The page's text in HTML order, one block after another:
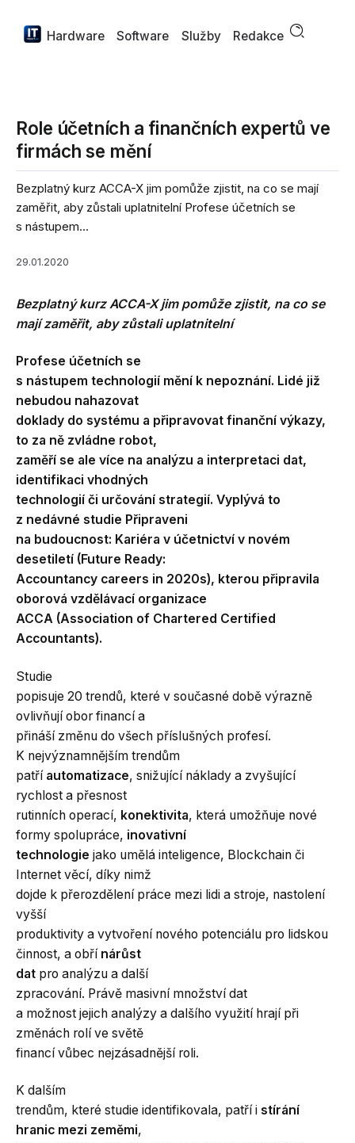
Hardware Software Služby Redakce
Role účetních a finančních expertů ve
firmách se mění
Bezplatný kurz ACCA-X jim pomůže zjistit, na co se mají
zaměřit, aby zůstali uplatnitelní Profese účetních se
s nástupem...
29.01.2020
Bezplatný kurz ACCA-X jim pomůže zjistit, na co se
mají zaměřit, aby zůstali uplatnitelní
Profese účetních se
s nástupem technologií mění k nepoznání. Lidé již
nebudou nahazovat
doklady do systému a připravovat finanční výkazy,
to za ně zvládne robot,
zaměří se ale více na analýzu a interpretaci dat,
identifikaci vhodných
technologií či určování strategií. Vyplývá to
z nedávné studie Připraveni
na budoucnost: Kariéra v účetnictví v novém
desetiletí (Future Ready:
Accountancy careers in 2020s), kterou připravila
oborová vzdělávací organizace
ACCA (Association of Chartered Certified
Accountants).
Studie
popisuje 20 trendů, které v současné době výrazně
ovlivňují obor financí a
přináší změnu do všech příslušných profesí.
K nejvýznamnějším trendům
patří automatizace, snižující náklady a zvyšující
rychlost a přesnost
rutinních operací, konektivita, která umožňuje nové
formy spolupráce, inovativní
technologie jako umělá inteligence, Blockchain či
Internet věcí, díky nimž
dojde k přerozdělení práce mezi lidi a stroje, nastolení
vyšší
produktivity a vytvoření nového potenciálu pro lidskou
činnost, a obří nárůst
dat pro analýzu a další
zpracování. Právě masivní množství dat
a možnost jejich analýzy a dalšího využití hrají při
změnách rolí ve světě
financí vůbec nejzásadnější roli.
K dalším
trendům, které studie identifikovala, patří i stírání
hranic mezi zeměmi,